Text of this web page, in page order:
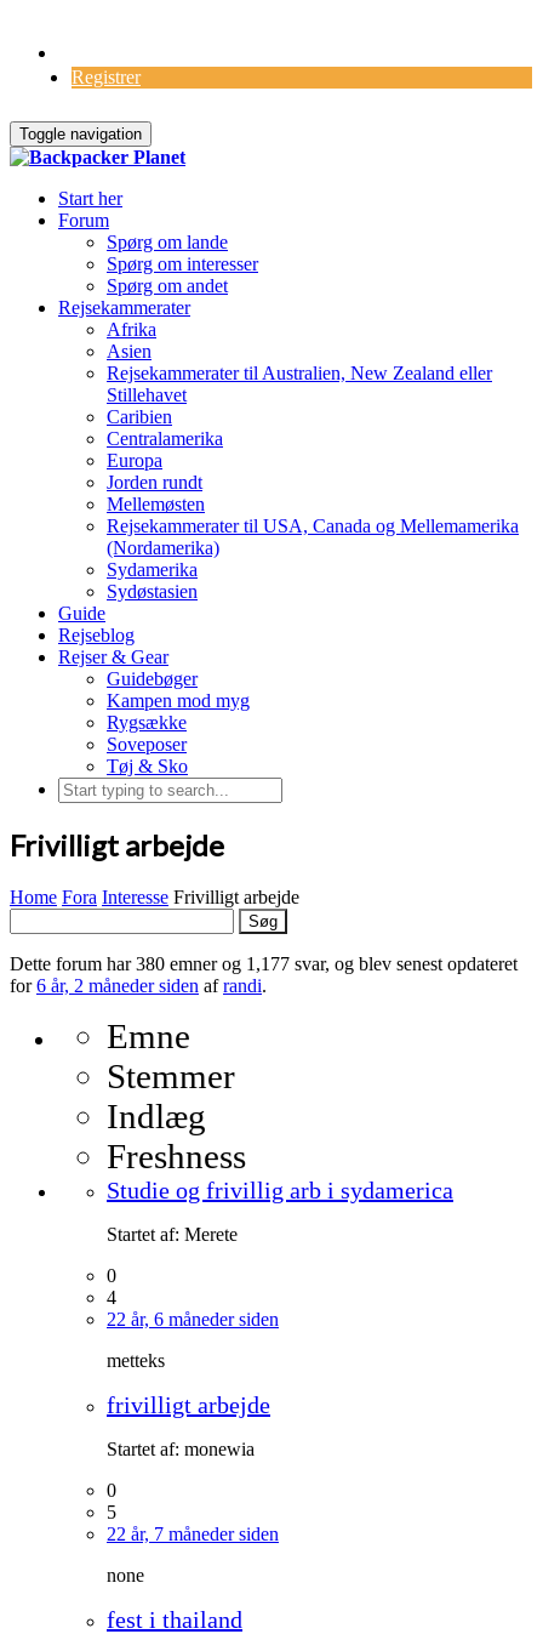
Registrer
Toggle navigation
Start her
Forum
Spørg om lande
Spørg om interesser
Spørg om andet
Rejsekammerater
Afrika
Asien
Rejsekammerater til Australien, New Zealand eller
Stillehavet
Caribien
Centralamerika
Europa
Jorden rundt
Mellemøsten
Rejsekammerater til USA, Canada og Mellemamerika
(Nordamerika)
Sydamerika
Sydøstasien
Guide
Rejseblog
Rejser & Gear
Guidebøger
Kampen mod myg
Rygsække
Soveposer
Tøj & Sko
Frivilligt arbejde
Home Fora Interesse Frivilligt arbejde
efter:
Dette forum har 380 emner og 1,177 svar, og blev senest opdateret
for6 år, 2 måneder siden afrandi.
Emne
Stemmer
Indlæg
Freshness
Studie og frivillig arb i sydamerica
Startet af: Merete
0
4
22 år, 6 måneder siden
metteks
frivilligt arbejde
Startet af: monewia
0
5
22 år, 7 måneder siden
none
fest i thailand